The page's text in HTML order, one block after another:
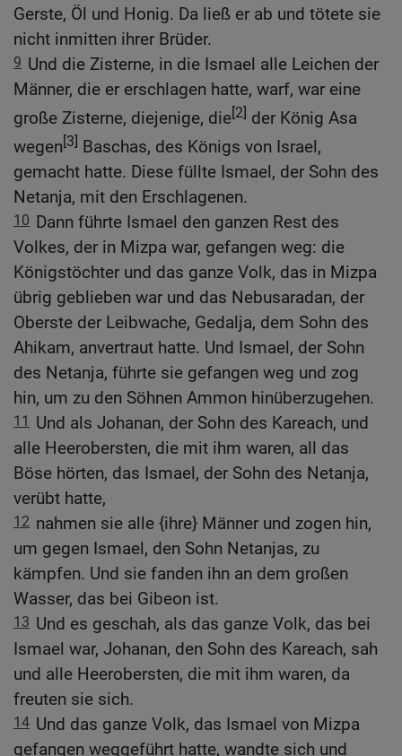
Gerste, Öl und Honig. Da ließ er ab und tötete sie
nicht inmitten ihrer Brüder.
9 Und die Zisterne, in die Ismael alle Leichen der
Männer, die er erschlagen hatte, warf, war eine
große Zisterne, diejenige, die[2] der König Asa
wegen[3] Baschas, des Königs von Israel,
gemacht hatte. Diese füllte Ismael, der Sohn des
Netanja, mit den Erschlagenen.
10 Dann führte Ismael den ganzen Rest des
Volkes, der in Mizpa war, gefangen weg: die
Königstöchter und das ganze Volk, das in Mizpa
übrig geblieben war und das Nebusaradan, der
Oberste der Leibwache, Gedalja, dem Sohn des
Ahikam, anvertraut hatte. Und Ismael, der Sohn
des Netanja, führte sie gefangen weg und zog
hin, um zu den Söhnen Ammon hinüberzugehen.
11
Und als Johanan, der Sohn des Kareach, und
alle Heerobersten, die mit ihm waren, all das
Böse hörten, das Ismael, der Sohn des Netanja,
verübt hatte,
12 nahmen sie alle {ihre} Männer und zogen hin,
um gegen Ismael, den Sohn Netanjas, zu
kämpfen. Und sie fanden ihn an dem großen
Wasser, das bei Gibeon ist.
13 Und es geschah, als das ganze Volk, das bei
Ismael war, Johanan, den Sohn des Kareach, sah
und alle Heerobersten, die mit ihm waren, da
freuten sie sich.
14 Und das ganze Volk, das Ismael von Mizpa
gefangen weggeführt hatte, wandte sich und